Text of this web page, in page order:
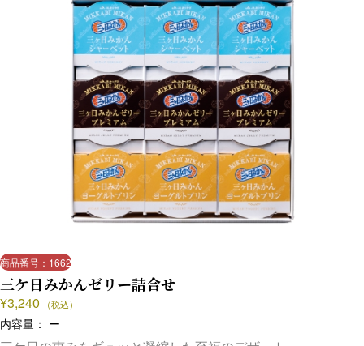
商品番号：1662
三ケ日みかんゼリー詰合せ
¥3,240 （税込）
内容量： ー